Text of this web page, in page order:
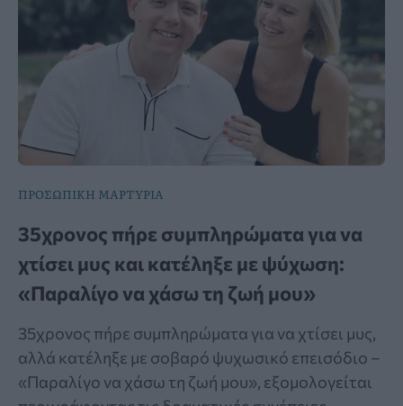
ΠΡΟΣΩΠΙΚΗ ΜΑΡΤΥΡΙΑ
35χρονος πήρε συμπληρώματα για να
χτίσει μυς και κατέληξε με ψύχωση:
«Παραλίγο να χάσω τη ζωή μου»
35χρονος πήρε συμπληρώματα για να χτίσει μυς,
αλλά κατέληξε με σοβαρό ψυχωσικό επεισόδιο –
«Παραλίγο να χάσω τη ζωή μου», εξομολογείται